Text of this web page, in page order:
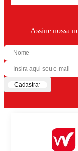
Assine nossa
Cadastrar